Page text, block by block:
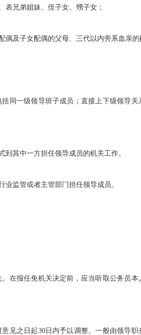
兄弟姐妹、侄子女、甥子女；
及子女配偶的父母、三代以内旁系血亲的
一级领导班子成员；直接上下级领导关
其中一方担任领导成员的机关工作。
监管或者主管部门担任领导成员。
报任免机关决定前，应当听取公务员本
之日起30日内予以调整。一般由领导职